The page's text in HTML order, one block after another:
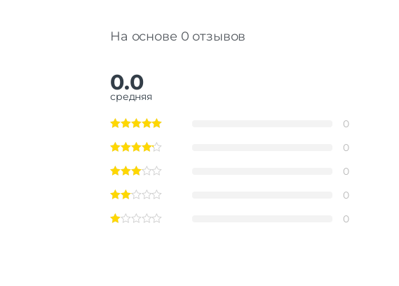
На основе 0 отзывов
0.0
средняя
0
0
0
0
0